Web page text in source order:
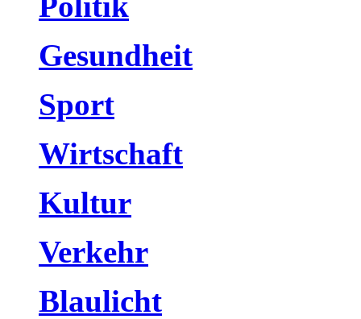
Gesundheit
Sport
Wirtschaft
Kultur
Verkehr
Blaulicht